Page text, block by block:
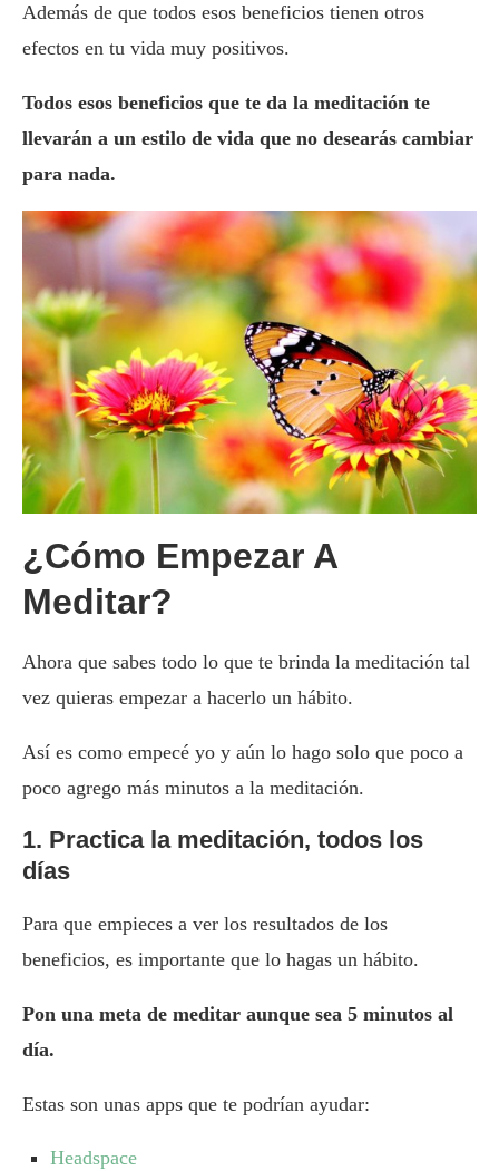
Además de que todos esos beneficios tienen otros
efectos en tu vida muy positivos.
Todos esos beneficios que te da la meditación te
llevarán a un estilo de vida que no desearás cambiar
para nada.
¿Cómo Empezar A
Meditar?
Ahora que sabes todo lo que te brinda la meditación tal
vez quieras empezar a hacerlo un hábito.
Así es como empecé yo y aún lo hago solo que poco a
poco agrego más minutos a la meditación.
1. Practica la meditación, todos los
días
Para que empieces a ver los resultados de los
beneficios, es importante que lo hagas un hábito.
Pon una meta de meditar aunque sea 5 minutos al
día.
Estas son unas apps que te podrían ayudar:
Headspace